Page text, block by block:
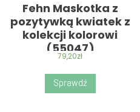
Fehn Maskotka z
pozytywką kwiatek z
kolekcji kolorowi
(55047)
79,20zł
Sprawdź